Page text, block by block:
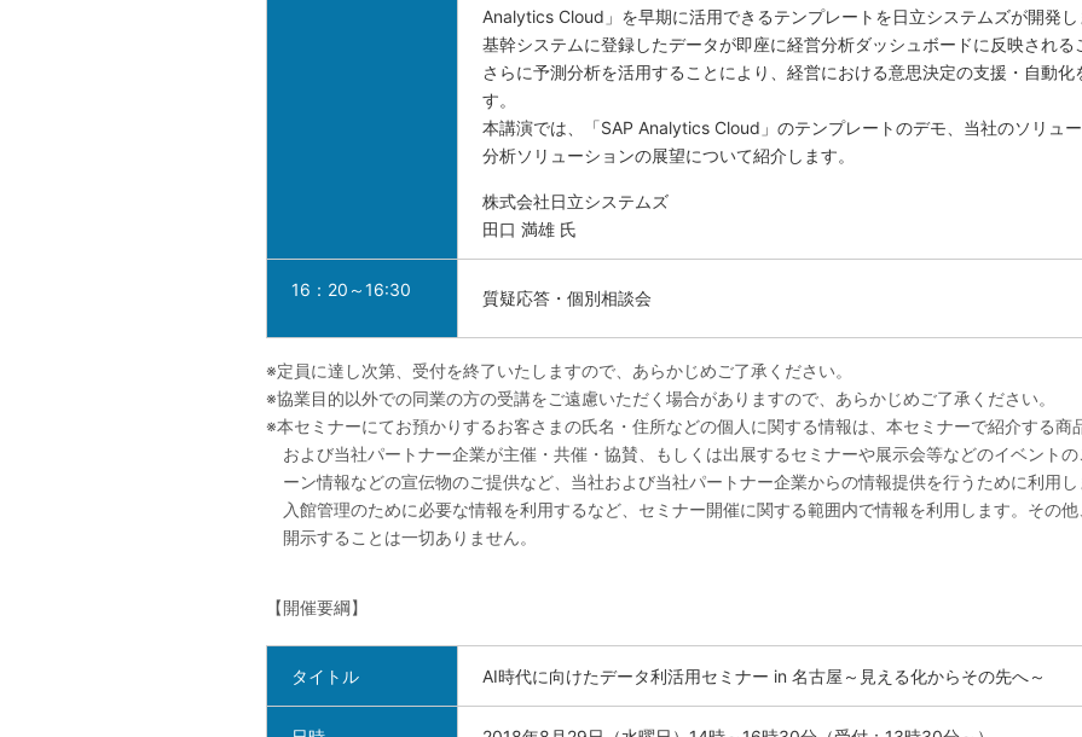
Analytics Cloud」を早期に活用できるテンプレートを日立システムズが開発し
基幹システムに登録したデータが即座に経営分析ダッシュボードに反映される
さらに予測分析を活用することにより、経営における意思決定の支援・自動化
す。
本講演では、「SAP Analytics Cloud」のテンプレートのデモ、当社のソリュ
分析ソリューションの展望について紹介します。
株式会社日立システムズ
田口 満雄 氏
16：20～16:30 質疑応答・個別相談会
※定員に達し次第、受付を終了いたしますので、あらかじめご了承ください。
※協業目的以外での同業の方の受講をご遠慮いただく場合がありますので、あらかじめご了承ください。
※本セミナーにてお預かりするお客さまの氏名・住所などの個人に関する情報は、本セミナーで紹介する商
および当社パートナー企業が主催・共催・協賛、もしくは出展するセミナーや展示会等などのイベント
ーン情報などの宣伝物のご提供など、当社および当社パートナー企業からの情報提供を行うために利用
入館管理のために必要な情報を利用するなど、セミナー開催に関する範囲内で情報を利用します。その
開示することは一切ありません。
【開催要綱】
タイトル AI時代に向けたデータ利活用セミナー in 名古屋～見える化からその先へ～